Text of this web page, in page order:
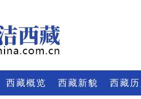
西藏概览 西藏新貌 西藏历